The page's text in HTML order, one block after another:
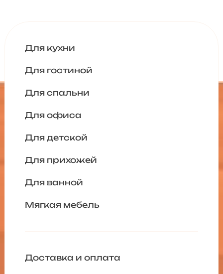
Для кухни
Для гостиной
Для спальни
Для офиса
Для детской
Для прихожей
Для ванной
Мягкая мебель
Доставка и оплата